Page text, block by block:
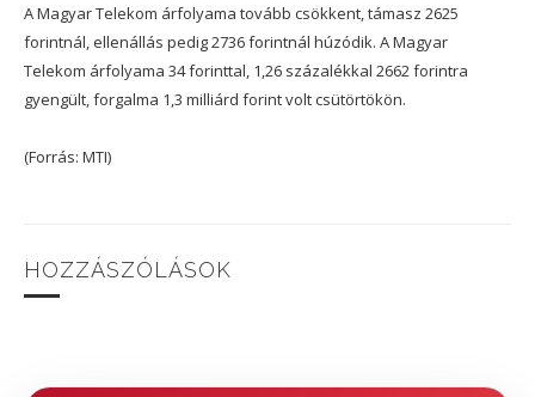
A Magyar Telekom árfolyama tovább csökkent, támasz 2625
forintnál, ellenállás pedig 2736 forintnál húzódik. A Magyar
Telekom árfolyama 34 forinttal, 1,26 százalékkal 2662 forintra
gyengült, forgalma 1,3 milliárd forint volt csütörtökön.
(Forrás: MTI)
HOZZÁSZÓLÁSOK